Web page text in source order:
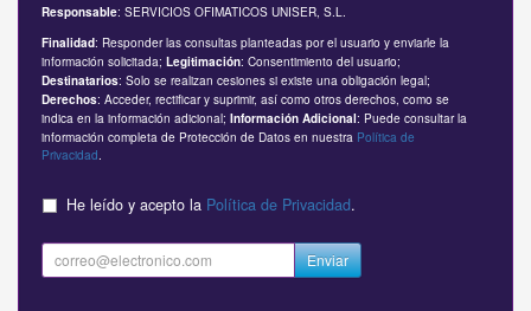
Responsable: SERVICIOS OFIMATICOS UNISER, S.L.
Finalidad: Responder las consultas planteadas por el usuario y enviarle la
información solicitada; Legitimación: Consentimiento del usuario;
Destinatarios: Solo se realizan cesiones si existe una obligación legal;
Derechos: Acceder, rectificar y suprimir, así como otros derechos, como se
indica en la información adicional; Información Adicional: Puede consultar la
información completa de Protección de Datos en nuestra Política de
Privacidad
He leído y acepto la Política de Privacidad.
Enviar